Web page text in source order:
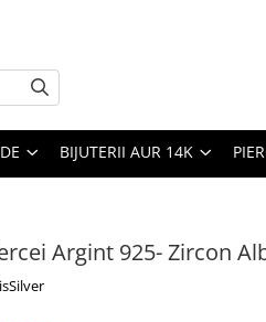
BIJUTERII AUR 14K
Argint 925- Zircon